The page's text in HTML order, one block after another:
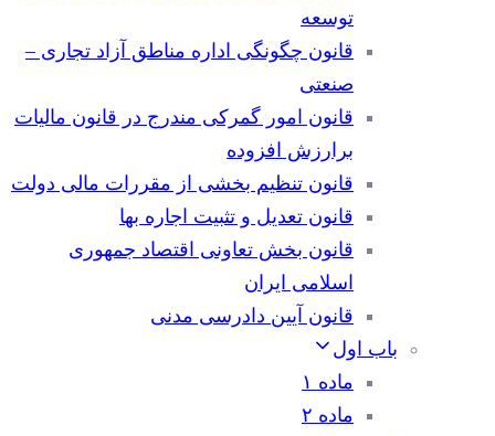
توسعه
قانون چگونگی اداره مناطق آزاد تجاری –
صنعتی
قانون امور گمرکی مندرج در قانون مالیات
برارزش افزوده
قانون تنظیم بخشی از مقررات مالی دولت
قانون تعدیل و تثبیت اجاره بها
قانون بخش تعاونی اقتصاد جمهوری
اسلامی ایران
قانون آیین دادرسی مدنی
باب اول
ماده ۱
ماده ۲